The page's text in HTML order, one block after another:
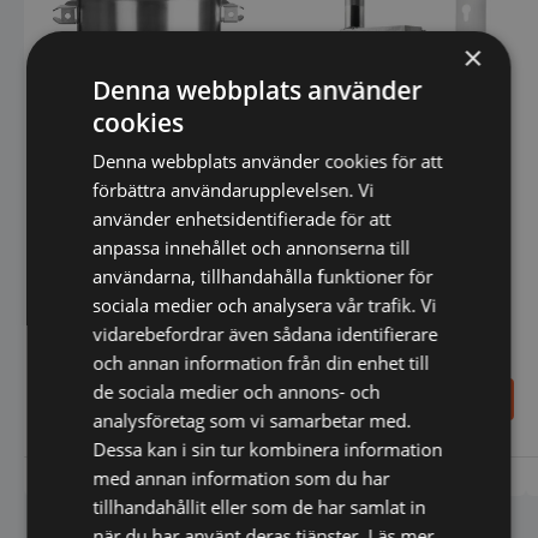
Varimixer 30 l skål, rostfritt
stål med skåldetektering
9.240,00 SEK
Vi prisjämför
Varimixer 30 l automatisk
skrapa i rostfritt stål med
skrapblad i teflon
13.220,00
Vi prisjämför
×
Denna webbplats använder
cookies
Denna webbplats använder cookies för att
förbättra användarupplevelsen. Vi
använder enhetsidentifierade för att
anpassa innehållet och annonserna till
användarna, tillhandahålla funktioner för
sociala medier och analysera vår trafik. Vi
vidarebefordrar även sådana identifierare
och annan information från din enhet till
de sociala medier och annons- och
analysföretag som vi samarbetar med.
Dessa kan i sin tur kombinera information
med annan information som du har
tillhandahållit eller som de har samlat in